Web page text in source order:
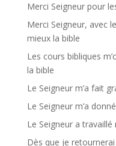
Merci Seigneur pour
Merci Seigneur, avec
mieux la bible
Les cours bibliques
la bible
Le Seigneur m’a fait
Le Seigneur m’a
Le Seigneur a
Dès que je